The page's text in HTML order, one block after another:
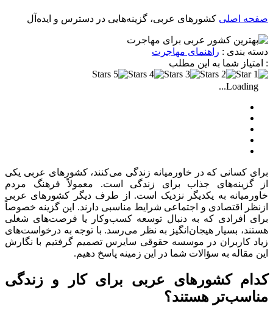
صفحه اصلی کشورهای عربی، گزینه‌هایی در دسترس و ایده‌آل
دسته بندی : راهنمای مهاجرت
: امتیاز شما به این مطلب
Loading...
برای کسانی که در خاورمیانه زندگی می‌کنند، کشورهای عربی یکی
از گزینه‌های جذاب برای زندگی است. معمولاً فرهنگ مردم
خاورمیانه به یکدیگر نزدیک است. از طرف دیگر کشورهای عربی
ازنظر اقتصادی و اجتماعی شرایط مناسبی دارند. این گزینه خصوصاً
برای افرادی که به دنبال توسعه کسب‌وکار یا فرصت‌های شغلی
هستند، بسیار هیجان‌انگیز به نظر می‌رسد. با توجه به درخواست‌های
زیاد کاربران در موسسه حقوقی سایرس تصمیم گرفتیم با نگارش
این مقاله به سؤالات شما در این زمینه پاسخ دهیم.
کدام کشورهای عربی برای کار و زندگی
مناسب‌تر هستند؟